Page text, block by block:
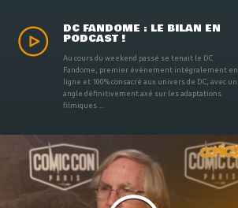
DC FANDOME : LE BILAN EN
PODCAST !
Au cours du weekend passé se tenait le DC
Fandome, premier évènement intégralement en
ligne et 100% consacré aux univers de DC, avec un
angle définitivement axé sur les adaptations
filmiques ...